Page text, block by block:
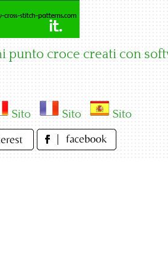
punto croce creati con
Sito Sito Sito